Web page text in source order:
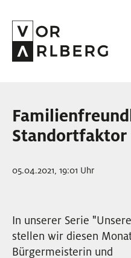
VORARLBERG
PROJEKTE
VISION
Standortfaktor
05.04.2021, 19:01 Uhr
In unserer Serie
stellen wir diesen
Bürgermeisterin und